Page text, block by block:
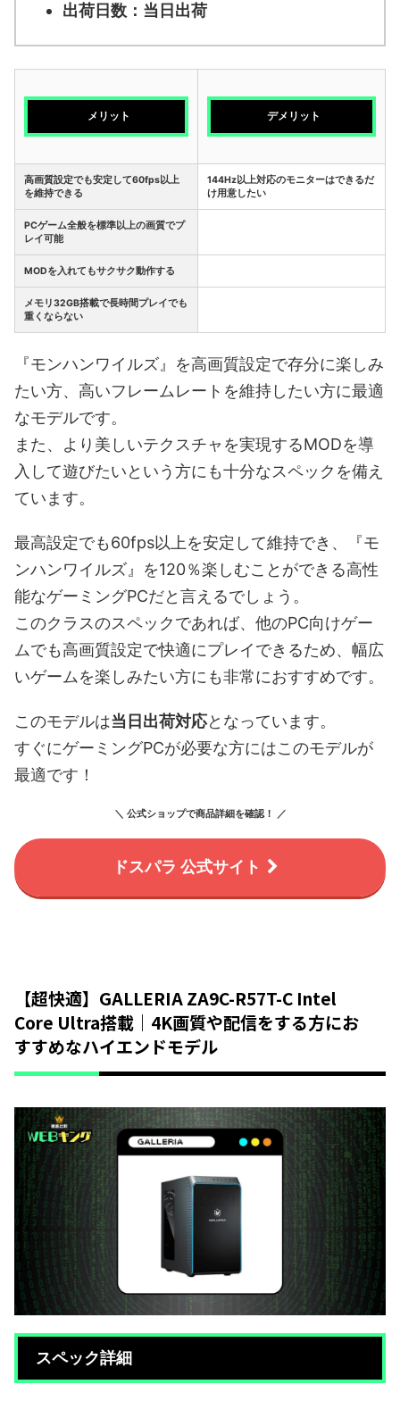
出荷日数：当日出荷
メリット デメリット
高画質設定でも安定して60fps以上
を維持できる
144Hz以上対応のモニターはできるだ
け用意したい
PCゲーム全般を標準以上の画質でプ
レイ可能
MODを入れてもサクサク動作する
メモリ32GB搭載で長時間プレイでも
重くならない
『モンハンワイルズ』を高画質設定で存分に楽しみ
たい方、高いフレームレートを維持したい方に最適
なモデルです。
また、より美しいテクスチャを実現するMODを導
入して遊びたいという方にも十分なスペックを備え
ています。
最高設定でも60fps以上を安定して維持でき、『モ
ンハンワイルズ』を120％楽しむことができる高性
能なゲーミングPCだと言えるでしょう。
このクラスのスペックであれば、他のPC向けゲー
ムでも高画質設定で快適にプレイできるため、幅広
いゲームを楽しみたい方にも非常におすすめです。
このモデルは当日出荷対応となっています。
すぐにゲーミングPCが必要な方にはこのモデルが
最適です！
＼ 公式ショップで商品詳細を確認！ ／
ドスパラ 公式サイト
【超快適】GALLERIA ZA9C-R57T-C Intel
Core Ultra搭載｜4K画質や配信をする方にお
すすめなハイエンドモデル
スペック詳細